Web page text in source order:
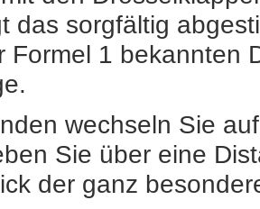
das sorgfältig
Formel 1 bekannten
wechseln Sie
Sie über eine
der ganz